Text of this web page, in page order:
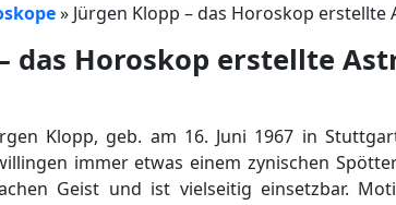
» Jürgen Klopp – das Horoskop
das Horoskop erstellte
Klopp, geb. am 16. Juni 1967 in
immer etwas einem zynischen
Geist und ist vielseitig einsetzbar.